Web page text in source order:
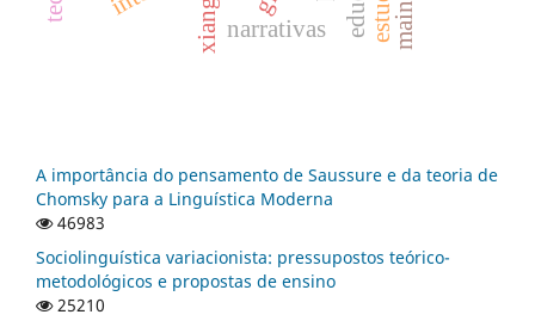
narrativas
A importância do pensamento de Saussure e da teoria de
Chomsky para a Linguística Moderna
46983
Sociolinguística variacionista: pressupostos teórico-
metodológicos e propostas de ensino
25210